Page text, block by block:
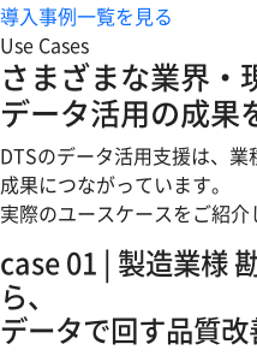
導入事例一覧を見る
Use Cases
さまざまな業界・
データ活用の成果
DTSのデータ活用支援は、
成果につながっています。
実際のユースケースをご紹介
case 01 | 製造業様
ら、
データで回す品質